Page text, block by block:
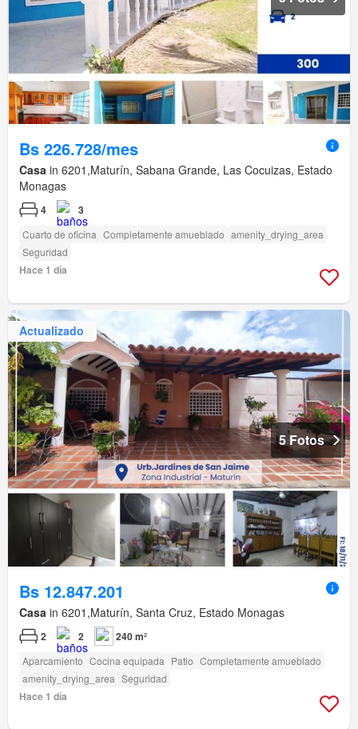
Bs 226.728/mes
Casa in 6201,Maturín, Sabana Grande, Las Cocuizas, Estado
Monagas
4 3
Cuarto de oficina Completamente amueblado amenity_drying_area
Seguridad
Hace 1 día
Actualizado
5 Fotos
Bs 12.847.201
Casa in 6201,Maturín, Santa Cruz, Estado Monagas
2 2 240 m²
Aparcamiento Cocina equipada Patio Completamente amueblado
amenity_drying_area Seguridad
Hace 1 día